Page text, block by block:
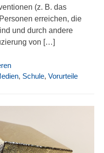
(z. B. das
erreichen, die
und durch andere
von […]
, Schule, Vorurteile